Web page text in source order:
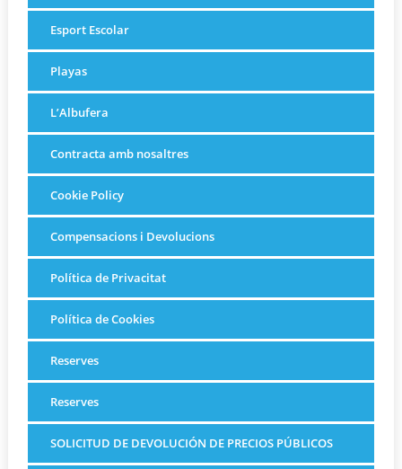
Esport Escolar
Playas
L’Albufera
Contracta amb nosaltres
Cookie Policy
Compensacions i Devolucions
Política de Privacitat
Política de Cookies
Reserves
Reserves
SOLICITUD DE DEVOLUCIÓN DE PRECIOS PÚBLICOS